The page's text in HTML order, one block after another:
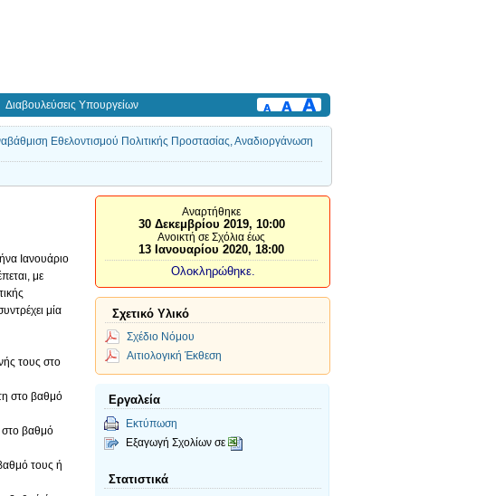
Διαβουλεύσεις Υπουργείων
Εθελοντισμού Πολιτικής Προστασίας, Αναδιοργάνωση
Ιανουάριο
με
μία
τους στο
στο βαθμό
στο βαθμό
τους ή
Αναρτήθηκε
30 Δεκεμβρίου 2019, 10:00
Ανοικτή σε Σχόλια έως
13 Ιανουαρίου 2020, 18:00
Ολοκληρώθηκε.
Σχετικό Υλικό
Σχέδιο Νόμου
Αιτιολογική Έκθεση
Εργαλεία
Εκτύπωση
Εξαγωγή Σχολίων σε
Στατιστικά